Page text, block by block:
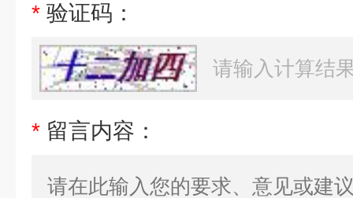
* 验证码：
* 留言内容：